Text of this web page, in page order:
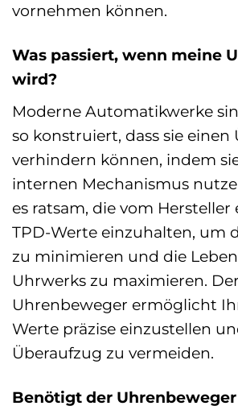
vornehmen können.
Was passiert, wenn meine
wird?
Moderne Automatikwerke
so konstruiert, dass sie einen
verhindern können, indem
internen Mechanismus
es ratsam, die vom
TPD-Werte einzuhalten, um
zu minimieren und die
Uhrwerks zu maximieren.
Uhrenbeweger ermöglicht
Werte präzise einzustellen
Überaufzug zu vermeiden.
Benötigt der